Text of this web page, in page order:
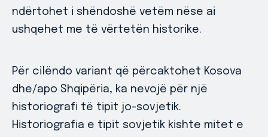
ndërtohet i shëndoshë vetëm nëse ai
ushqehet me të vërtetën historike.
Për cilëndo variant që përcaktohet Kosova
dhe/apo Shqipëria, ka nevojë për një
historiografi të tipit jo-sovjetik.
Historiografia e tipit sovjetik kishte mitet e